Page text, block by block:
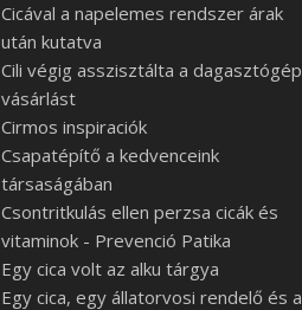
Cicával a napelemes rendszer árak
után kutatva
Cili végig asszisztálta a dagasztógép
vásárlást
Cirmos inspiraciók
Csapatépítő a kedvenceink
társaságában
Csontritkulás ellen perzsa cicák és
vitaminok - Prevenció Patika
Egy cica volt az alku tárgya
Egy cica, egy állatorvosi rendelő és a